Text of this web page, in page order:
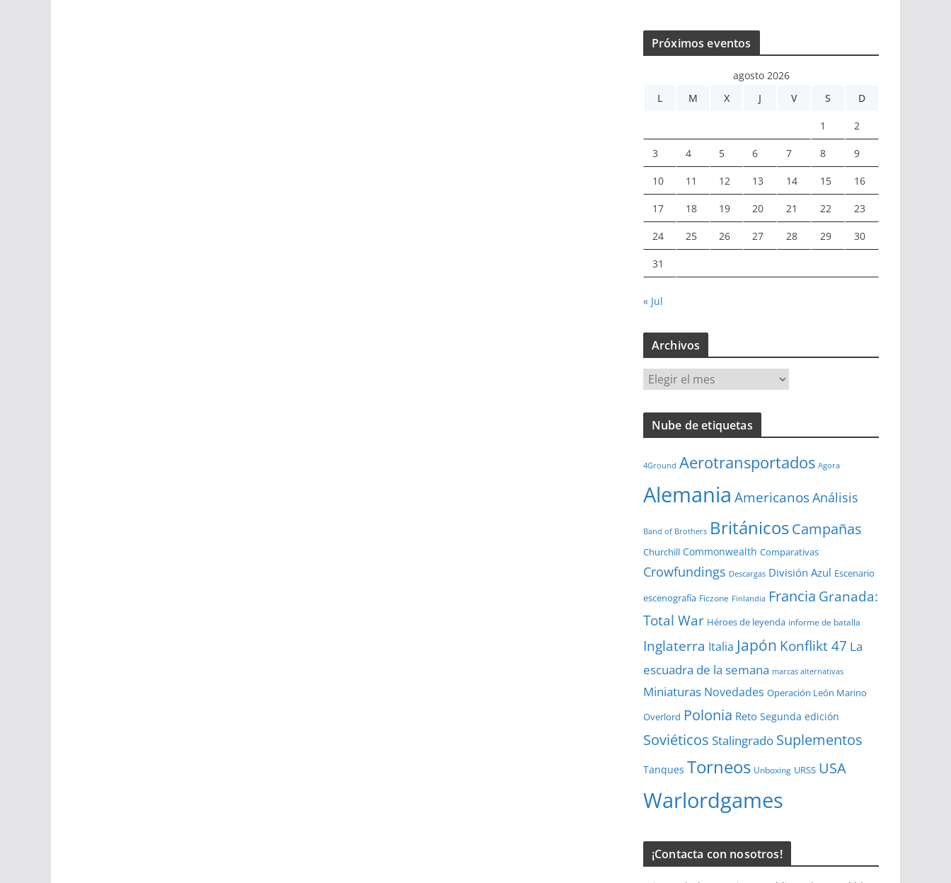
Próximos eventos
agosto 2026
L
M X J V S D
1 2
3 4 5 6 7 8 9
10 11 12 13 14 15 16
17 18 19 20 21 22 23
24 25 26 27 28 29 30
31
« Jul
Archivos
c
v
s
Nube de etiquetas
4Ground Aerotransportados Agora
Alemania AmericanosAnálisis
Band of Brothers BritánicosCampañas
Churchill Commonwealth Comparativas
Crowfundings Descargas División Azul Escenario
escenografía Ficzone Finlandia Francia Granada:
Total War Héroes de leyenda informe de batalla
Inglaterra Italia Japón Konflikt 47 La
escuadra de la semana marcas alternativas
Miniaturas Novedades Operación León Marino
Overlord Polonia Reto Segunda edición
Soviéticos Stalingrado Suplementos
Tanques Torneos Unboxing URSS USA
Warlordgames
¡Contacta con nosotros!